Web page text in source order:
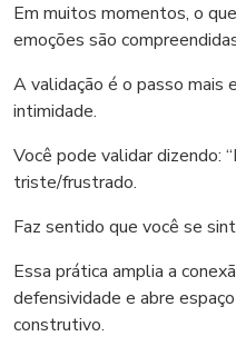
Em muitos momentos, o
emoções são
A validação é o passo mais
intimidade.
Você pode validar dizendo:
triste/frustrado.
Faz sentido que você se
Essa prática amplia a
defensividade e abre
construtivo.